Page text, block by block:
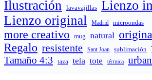
Ilustración lavavajillas Lienzo
Lienzo original
Madrid microondas
more creativo mug natural
Regalo resistente Sant Joan sublimación
Tamaño 4:3 taza tela tote térmica